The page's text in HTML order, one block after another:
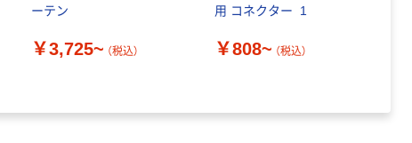
ーテン
￥3,725~ （税込）
用 コネクター_1
￥808~ （税込）
人気商品
ーン MSパネル
（税込）